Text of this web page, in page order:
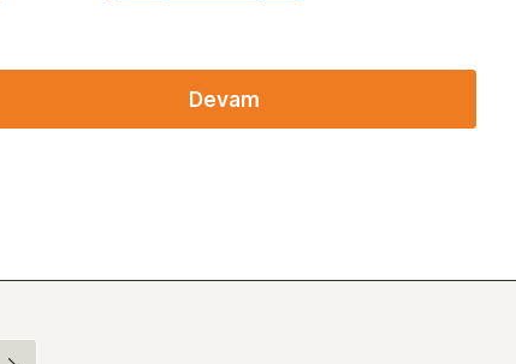
Devam